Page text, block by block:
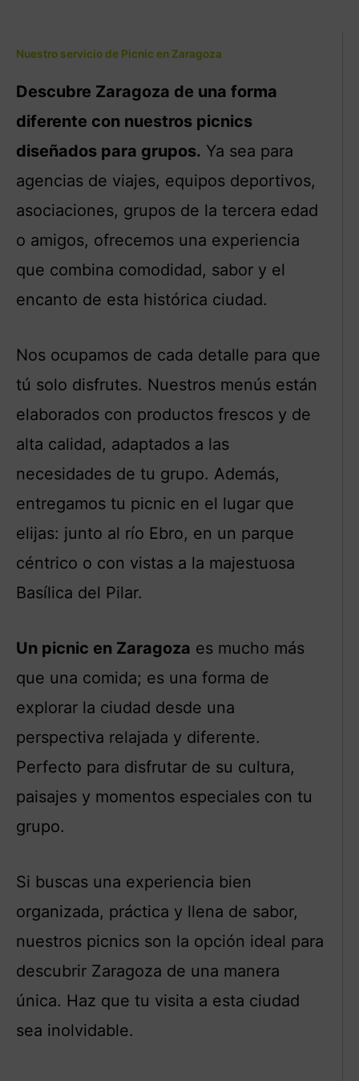
Nuestro servicio de Picnic en Zaragoza
Descubre Zaragoza de una forma
diferente con nuestros picnics
diseñados para grupos. Ya sea para
agencias de viajes, equipos deportivos,
asociaciones, grupos de la tercera edad
o amigos, ofrecemos una experiencia
que combina comodidad, sabor y el
encanto de esta histórica ciudad.
Nos ocupamos de cada detalle para que
tú solo disfrutes. Nuestros menús están
elaborados con productos frescos y de
alta calidad, adaptados a las
necesidades de tu grupo. Además,
entregamos tu picnic en el lugar que
elijas: junto al río Ebro, en un parque
céntrico o con vistas a la majestuosa
Basílica del Pilar.
Un picnic en Zaragoza es mucho más
que una comida; es una forma de
explorar la ciudad desde una
perspectiva relajada y diferente.
Perfecto para disfrutar de su cultura,
paisajes y momentos especiales con tu
grupo.
Si buscas una experiencia bien
organizada, práctica y llena de sabor,
nuestros picnics son la opción ideal para
descubrir Zaragoza de una manera
única. Haz que tu visita a esta ciudad
sea inolvidable.